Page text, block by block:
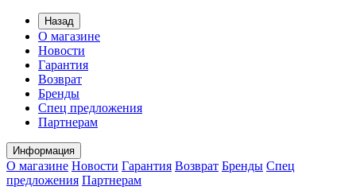
Назад
О магазине
Новости
Гарантия
Возврат
Бренды
Спец предложения
Партнерам
Информация
О магазине Новости Гарантия Возврат Бренды Спец
предложения Партнерам